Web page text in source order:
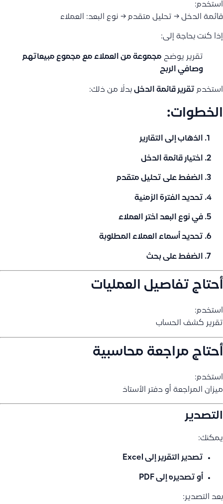
استخدم:
قائمة الدخل → تحليل متقدم → نوع البعد: العملاء
إذا كنت بحاجة إلى:
تقرير يوضح مجموعة من العملاء مع مجموع مبيعاتهم
وصافي الربح
استخدم تقرير قائمة الدخل بدلًا من ذلك:
الخطوات:
الذهاب إلى التقارير
اختيار قائمة الدخل
الضغط على تحليل متقدم
تحديد الفترة الزمنية
في نوع البعد اختر العملاء
تحديد أسماء العملاء المطلوبة
الضغط على بحث
أحتاج تفاصيل العمليات
استخدم:
تقرير كشف الحساب
أحتاج مراجعة محاسبية
استخدم:
ميزان المراجعة أو دفتر الأستاذ
التصدير
يمكنك:
تصدير التقرير إلى Excel
أو تصديره إلى PDF
بعد التصدير: